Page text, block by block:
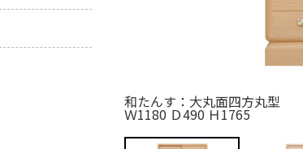
和たんす：大丸面四方丸型
Ｗ1180 Ｄ490 Ｈ1765